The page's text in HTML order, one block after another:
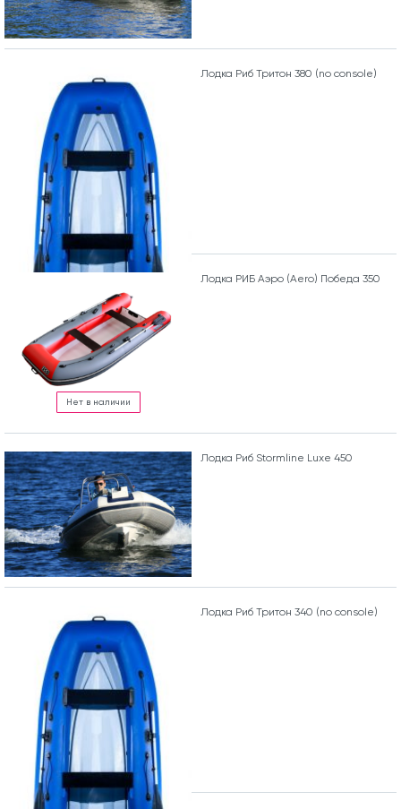
Лодка Риб Тритон 380 (no console)
Нет в наличии
Лодка РИБ Аэро (Aero) Победа 350
Лодка Риб Stormline Luxe 450
Лодка Риб Тритон 340 (no console)